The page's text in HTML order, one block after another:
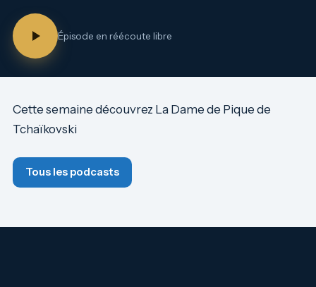
Épisode en réécoute libre
Cette semaine découvrez La Dame de Pique de
Tchaïkovski
Tous les podcasts